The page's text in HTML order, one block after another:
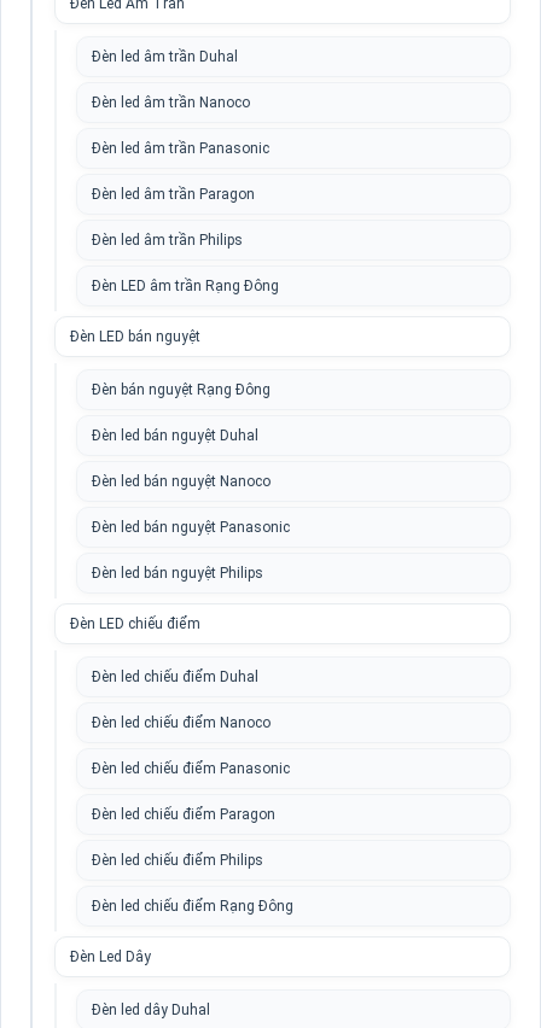
Đèn Led Âm Trần
Đèn led âm trần Duhal
Đèn led âm trần Nanoco
Đèn led âm trần Panasonic
Đèn led âm trần Paragon
Đèn led âm trần Philips
Đèn LED âm trần Rạng Đông
Đèn LED bán nguyệt
Đèn bán nguyệt Rạng Đông
Đèn led bán nguyệt Duhal
Đèn led bán nguyệt Nanoco
Đèn led bán nguyệt Panasonic
Đèn led bán nguyệt Philips
Đèn LED chiếu điểm
Đèn led chiếu điểm Duhal
Đèn led chiếu điểm Nanoco
Đèn led chiếu điểm Panasonic
Đèn led chiếu điểm Paragon
Đèn led chiếu điểm Philips
Đèn led chiếu điểm Rạng Đông
Đèn Led Dây
Đèn led dây Duhal